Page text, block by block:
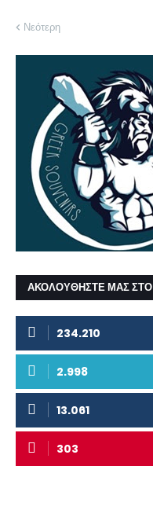
Νεότερη
ΑΚΟΛΟΥΘΗΣΤΕ ΜΑΣ ΣΤΟ
234.210
2.998
13.061
303